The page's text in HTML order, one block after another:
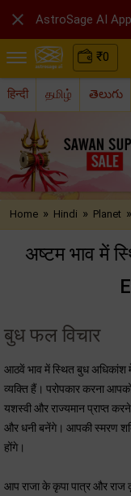
₹0
हिन्दी தமிழ் తెలుగు
Home » Hindi » Planet »
अष्टम भाव में
बुध फल विचार
आठवें भाव में स्थित बुध अधिकांश
व्यक्ति हैं। परोपकार करना
यशस्वी और राज्यमान प्राप्त
और धनी बनेंगे। आपकी स्मरण
होंगे।
आप राजा के कृपा पात्र और राज
 AstroSage AI App